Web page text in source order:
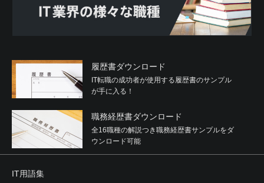
履歴書ダウンロード
IT転職の成功者が使用する履歴書のサンプル
が手に入る！
職務経歴書ダウンロード
全16職種の解説つき職務経歴書サンプルをダ
ウンロード可能
IT用語集